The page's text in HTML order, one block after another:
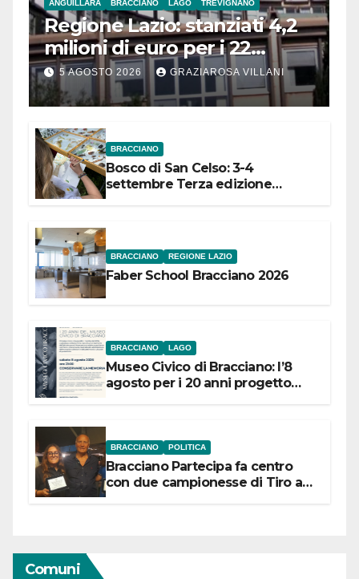
ANGUILLARA BRACCIANO LAGO TREVIGNANO
Regione Lazio: stanziati 4,2
milioni di euro per i 22
Comuni dell’Etruria
Meridionale
5 AGOSTO 2026 GRAZIAROSA VILLANI
BRACCIANO
Bosco di San Celso: 3-4
settembre Terza edizione
BRACCIANO REGIONE LAZIO
Faber School Bracciano 2026
BRACCIANO LAGO
Museo Civico di Bracciano: l’8
agosto per i 20 anni progetto
BRACCIANO POLITICA
Bracciano Partecipa fa centro
con due campionesse di Tiro a
Comuni